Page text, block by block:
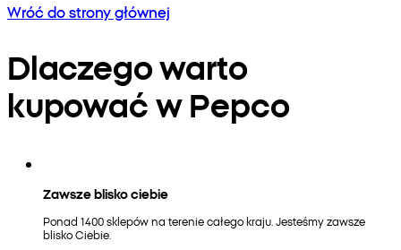
Wróć do strony głównej
Dlaczego warto
kupować w Pepco
Zawsze blisko ciebie
Ponad 1400 sklepów na terenie całego kraju. Jesteśmy zawsze
blisko Ciebie.